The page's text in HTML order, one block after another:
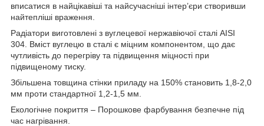
вписатися в найцікавіші та найсучасніші інтер’єри створивши
найтепліші враження.
Радіатори виготовлені з вуглецевої нержавіючої сталі AISI
304. Вміст вуглецю в сталі є міцним компонентом, що дає
чутливість до перегріву та підвищення міцності при
підвищеному тиску.
Збільшена товщина стінки приладу на 150% становить 1,8-2,0
мм проти стандартної 1,2-1,5 мм.
Екологічне покриття – Порошкове фарбування безпечне під
час нагрівання.